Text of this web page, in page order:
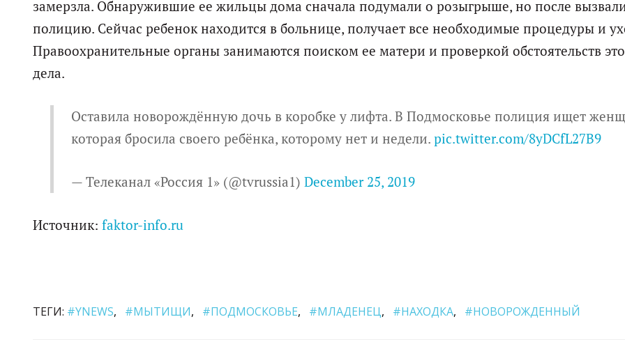
замерзла. Обнаружившие ее жильцы дома сначала подумали о розыгрыше, но после
полицию. Сейчас ребенок находится в больнице, получает все необходимые процедуры и
Правоохранительные органы занимаются поиском ее матери и проверкой обстоятельств
дела.
Оставила новорождённую дочь в коробке у лифта. В Подмосковье полиция ищет
которая бросила своего ребёнка, которому нет и недели. pic.twitter.com/8yDCfL27B9
— Телеканал «Россия 1» (@tvrussia1) December 25, 2019
Источник: faktor-info.ru
ТЕГИ: #YNEWS #МЫТИЩИ #ПОДМОСКОВЬЕ #МЛАДЕНЕЦ #НАХОДКА #НОВОРОЖДЕННЫЙ